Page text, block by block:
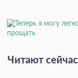
Читают сейчас